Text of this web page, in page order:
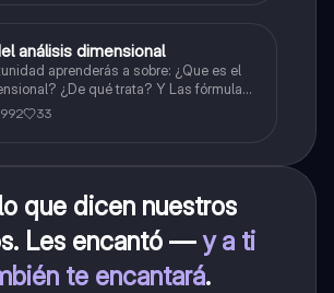
análisis dimensional
aprenderás a sobre: ¿Que es el
¿De qué trata? Y Las fórmulas
fundamentales y derivadas.
992 33
que dicen nuestros
Les encantó —y a ti
te encantará.